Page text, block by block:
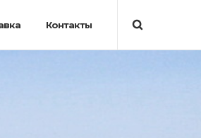
Контакты